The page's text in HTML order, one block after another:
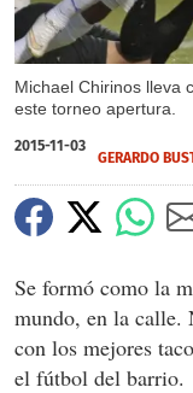
Michael Chirinos lleva
este torneo apertura.
2015-11-03
GERARDO
Se formó como la
mundo, en la calle.
con los mejores
el fútbol del barrio.